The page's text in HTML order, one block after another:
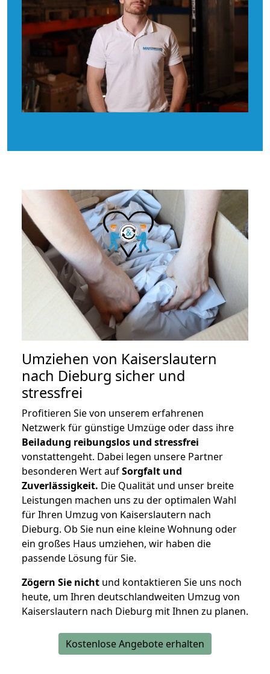
Umziehen von Kaiserslautern
nach Dieburg sicher und
stressfrei
Profitieren Sie von unserem erfahrenen
Netzwerk für günstige Umzüge oder dass ihre
Beiladung reibungslos und stressfrei
vonstattengeht. Dabei legen unsere Partner
besonderen Wert aufSorgfalt und
Zuverlässigkeit. Die Qualität und unser breite
Leistungen machen uns zu der optimalen Wahl
für Ihren Umzug von Kaiserslautern nach
Dieburg. Ob Sie nun eine kleine Wohnung oder
ein großes Haus umziehen, wir haben die
passende Lösung für Sie.
Zögern Sie nicht und kontaktieren Sie uns noch
heute, um Ihren deutschlandweiten Umzug von
Kaiserslautern nach Dieburg mit Ihnen zu planen.
Kostenlose Angebote erhalten